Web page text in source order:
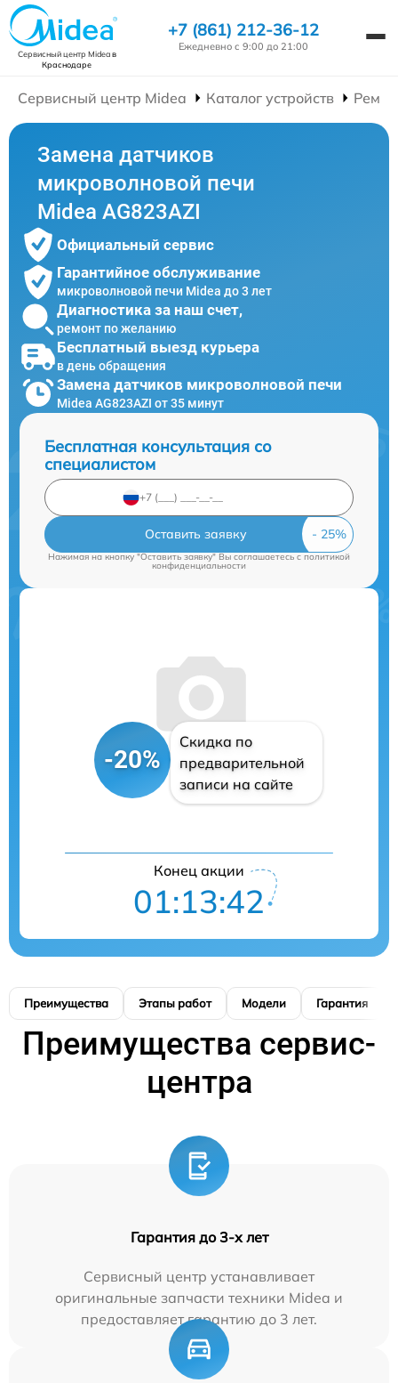
Сервисный центр Mideaв
Краснодаре
+7 (861) 212-36-12
Ежедневно с 9:00 до 21:00
Сервисный центр Midea Каталог устройств
Замена датчиков
микроволновой печи
Midea AG823AZI
Официальный сервис
Гарантийное обслуживание
микроволновой печи Midea до 3 лет
Диагностика за наш счет,
ремонт по желанию
Бесплатный выезд курьера
в день обращения
Замена датчиков микроволновой печи
Midea AG823AZI от 35 минут
Бесплатная консультация со
специалистом
Оставить заявку
Нажимая на кнопку "Оставить заявку" Вы соглашаетесь cполитикой
конфиденциальности
-20%
Скидка по
предварительной
записи на сайте
Конец акции
01:13:41
Преимущества Этапы работ Модели Гарантия
Преимущества сервис-
центра
Гарантия до 3-х лет
Сервисный центр устанавливает
оригинальные запчасти техники Midea и
предоставляет гарантию до 3 лет.